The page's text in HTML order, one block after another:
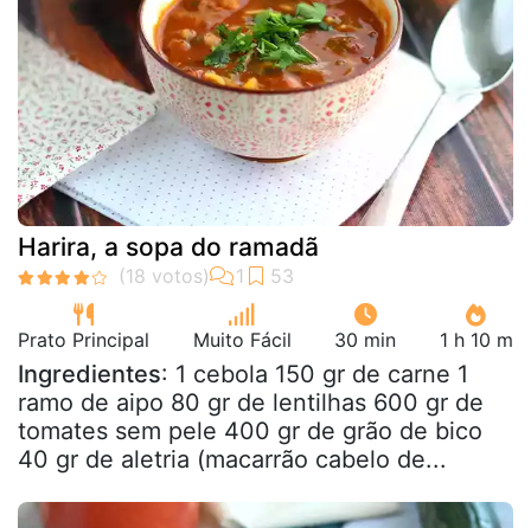
Harira, a sopa do ramadã
Prato Principal Muito Fácil 30 min 1 h 10 m
Ingredientes: 1 cebola 150 gr de carne 1
ramo de aipo 80 gr de lentilhas 600 gr de
tomates sem pele 400 gr de grão de bico
40 gr de aletria (macarrão cabelo de...